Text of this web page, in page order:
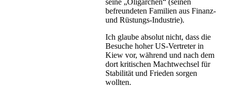
befreundeten Familien aus Finanz-
und Rüstungs-Industrie).
Ich glaube absolut nicht, dass die
Besuche hoher US-Vertreter in
Kiew vor, während und nach dem
dort kritischen Machtwechsel für
Stabilität und Frieden sorgen
wollten.